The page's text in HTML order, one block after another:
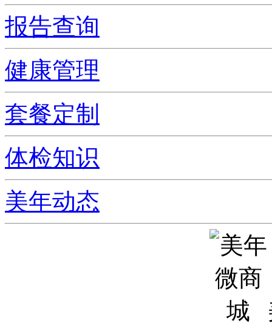
报告查询
健康管理
套餐定制
体检知识
美年动态